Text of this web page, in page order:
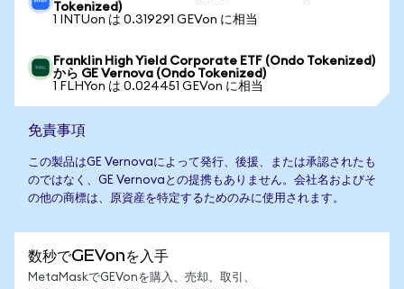
Tokenized)
1 INTUon は 0.319291 GEVon に相当
Franklin High Yield Corporate ETF (Ondo Tokenized)
から GE Vernova (Ondo Tokenized)
1 FLHYon は 0.024451 GEVon に相当
免責事項
この製品はGE Vernovaによって発行、後援、または承認されたも
のではなく、GE Vernovaとの提携もありません。会社名およびそ
の他の商標は、原資産を特定するためのみに使用されます。
数秒でGEVonを入手
MetaMaskでGEVonを購入、売却、取引、